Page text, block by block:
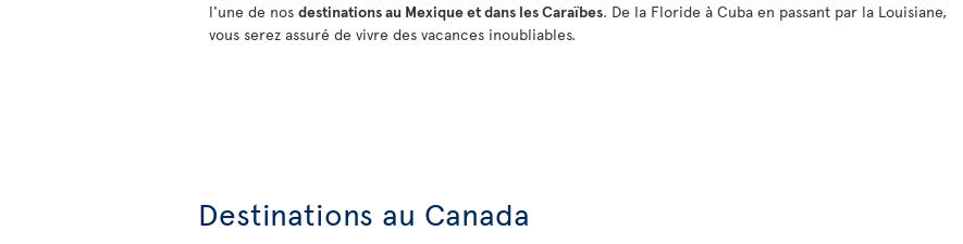
l'une de nos destinations au Mexique et dans les Caraïbes. De la Floride à Cuba en passant par la Louisiane,
vous serez assuré de vivre des vacances inoubliables.
Destinations au Canada